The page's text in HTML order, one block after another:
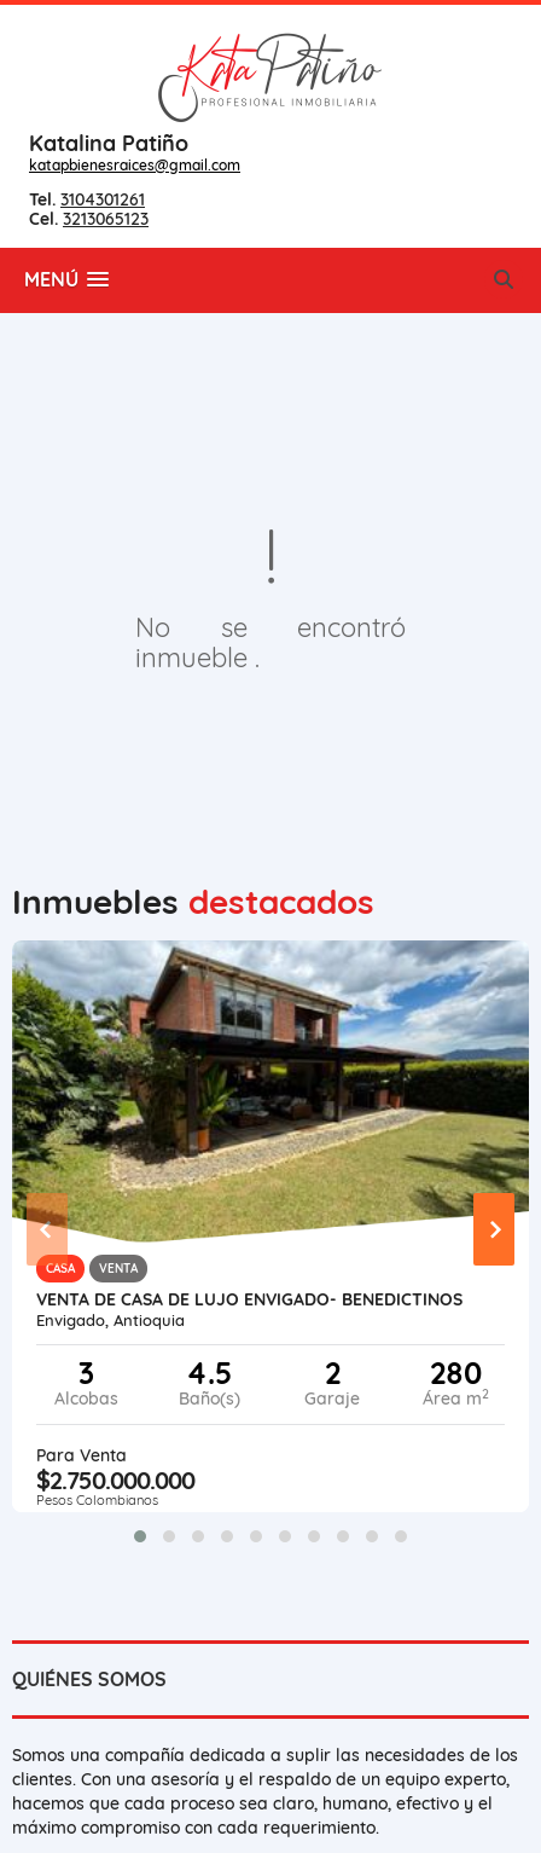
Katalina Patiño
katapbienesraices@gmail.com
Tel. 3104301261
Cel. 3213065123
MENÚ
No se encontró
inmueble .
Inmuebles destacados
CASA VENTA
VENTA DE CASA DE LUJO ENVIGADO- BENEDICTINOS
Envigado, Antioquia
3
Alcobas
4.5
Baño(s)
2
Garaje
280
Área m2
Para Venta
$2.750.000.000
Pesos Colombianos
QUIÉNES SOMOS
Somos una compañía dedicada a suplir las necesidades de los
clientes. Con una asesoría y el respaldo de un equipo experto,
hacemos que cada proceso sea claro, humano, efectivo y el
máximo compromiso con cada requerimiento.